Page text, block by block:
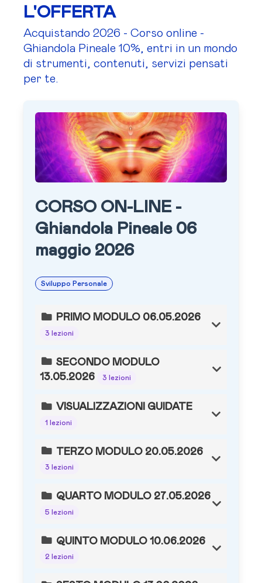
L'OFFERTA
Acquistando 2026 - Corso online -
Ghiandola Pineale 10%, entri in un mondo
di strumenti, contenuti, servizi pensati
per te.
CORSO ON-LINE -
Ghiandola Pineale 06
maggio 2026
Sviluppo Personale
PRIMO MODULO 06.05.2026
3 lezioni
SECONDO MODULO
13.05.2026
3 lezioni
VISUALIZZAZIONI GUIDATE
1 lezioni
TERZO MODULO 20.05.2026
3 lezioni
QUARTO MODULO 27.05.2026
5 lezioni
QUINTO MODULO 10.06.2026
2 lezioni